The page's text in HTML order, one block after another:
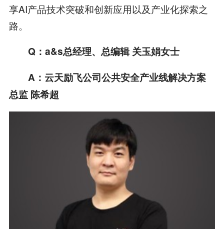
享AI产品技术突破和创新应用以及产业化探索之
路。
Q：a&s总经理、总编辑 关玉娟女士
A：云天励飞公司公共安全产业线解决方案
总监 陈希超